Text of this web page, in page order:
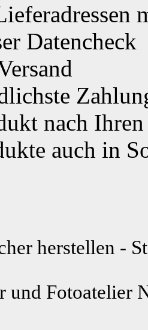
Datencheck
nach
auch in
herstellen -
und Fotoatelier